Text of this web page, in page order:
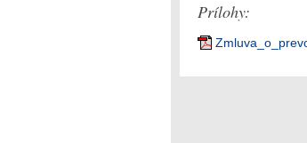
Prílohy: